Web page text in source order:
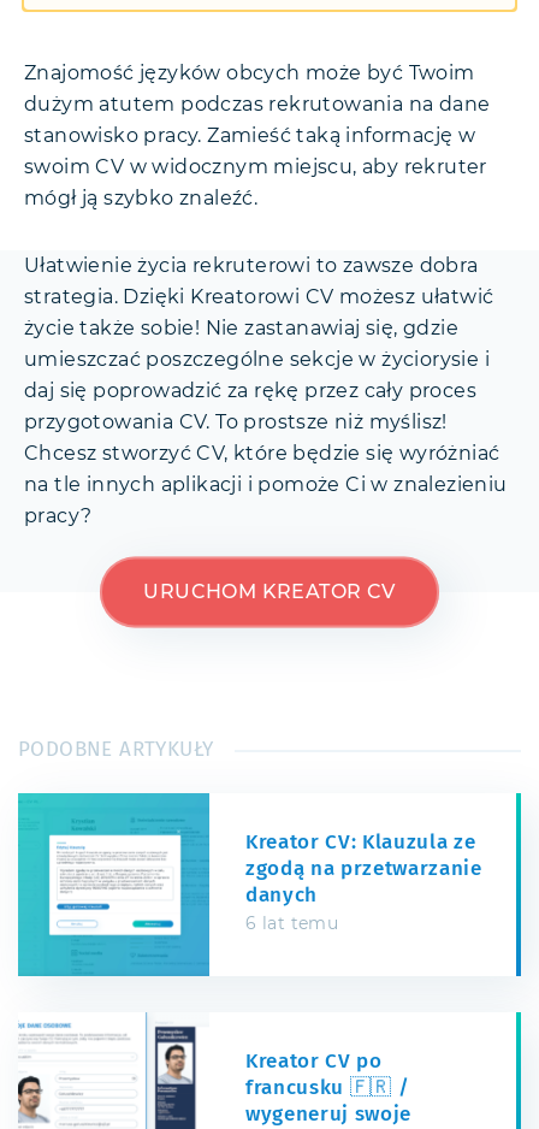
Znajomość języków obcych może być Twoim
dużym atutem podczas rekrutowania na dane
stanowisko pracy. Zamieść taką informację w
swoim CV w widocznym miejscu, aby rekruter
mógł ją szybko znaleźć.
Ułatwienie życia rekruterowi to zawsze dobra
strategia. Dzięki Kreatorowi CV możesz ułatwić
życie także sobie! Nie zastanawiaj się, gdzie
umieszczać poszczególne sekcje w życiorysie i
daj się poprowadzić za rękę przez cały proces
przygotowania CV. To prostsze niż myślisz!
Chcesz stworzyć CV, które będzie się wyróżniać
na tle innych aplikacji i pomoże Ci w znalezieniu
pracy?
URUCHOM KREATOR CV
PODOBNE ARTYKUŁY
Kreator CV: Klauzula ze
zgodą na przetwarzanie
danych
6 lat temu
Kreator CV po
francusku 🇫🇷 /
wygeneruj swoje